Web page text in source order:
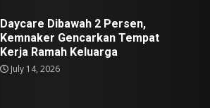
Daycare Dibawah 2 Persen,
Kemnaker Gencarkan Tempat
Kerja Ramah Keluarga
July 14, 2026